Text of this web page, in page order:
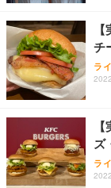
ョ
ワ
能
務
ッ
ス
【
ー
ort/
【
グ
限
超
ア
ュ
チ
ラ
ズ
ラ